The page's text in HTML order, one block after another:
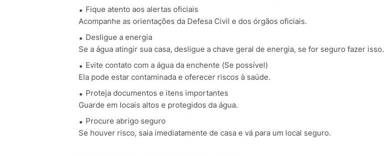
Fique atento aos alertas oficiais
Acompanhe as orientações da Defesa Civil e dos órgãos oficiais.
Desligue a energia
Se a água atingir sua casa, desligue a chave geral de energia, se for seguro fazer isso.
Evite contato com a água da enchente (Se possível)
Ela pode estar contaminada e oferecer riscos à saúde.
Proteja documentos e itens importantes
Guarde em locais altos e protegidos da água.
Procure abrigo seguro
Se houver risco, saia imediatamente de casa e vá para um local seguro.